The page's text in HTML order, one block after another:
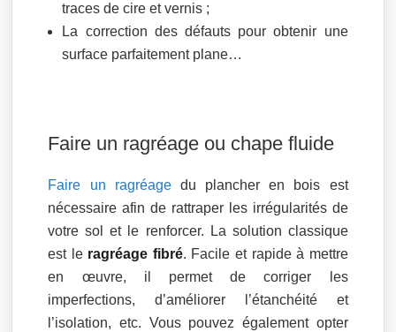
traces de cire et vernis ;
La correction des défauts pour obtenir une
surface parfaitement plane…
Faire un ragréage ou chape fluide
Faire un ragréagedu plancher en bois est
nécessaire afin de rattraper les irrégularités de
votre sol et le renforcer. La solution classique
est le ragréage fibré. Facile et rapide à mettre
en œuvre, il permet de corriger les
imperfections, d’améliorer l’étanchéité et
l’isolation, etc. Vous pouvez également opter